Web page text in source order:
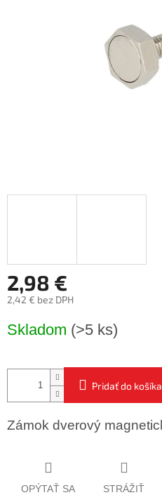
2,98 €
2,42 € bez DPH
cena:
Skladom (>5 ks)
Pridať do košíka
Zámok dverový
OPÝTAŤ SA STRÁŽIŤ